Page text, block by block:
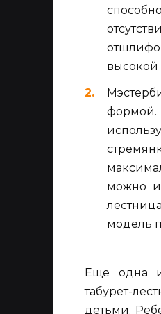
высокой
формой.
можно
модель
Еще одна
табурет-
детьми.